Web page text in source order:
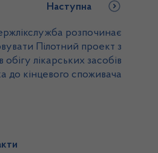
Наступна
розпочинає
Пілотний проект з
обігу лікарських засобів
до кінцевого споживача